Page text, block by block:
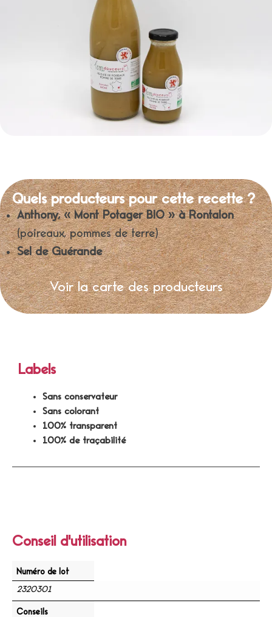
Quels producteurs pour cette recette ?
Anthony, « Mont Potager BIO » à Rontalon
(poireaux, pommes de terre)
Sel de Guérande
Voir la carte des producteurs
Conseil d'utilisation
Numéro de lot
2320301
Conseils
Labels
Sans conservateur
Sans colorant
100% transparent
100% de traçabilité